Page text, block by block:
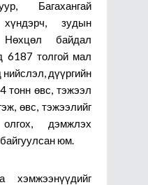
Багахангай
зудын
Нөхцөл байдал
6187 толгой мал
дүүргийн
тонн өвс, тэжээл
өвс, тэжээлийг
дэмжлэх
юм.